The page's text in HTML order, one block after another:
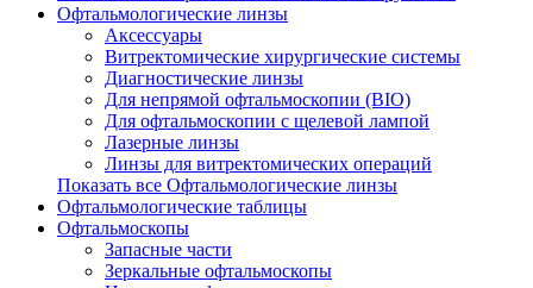
Офтальмологические линзы
Аксессуары
Витректомические хирургические системы
Диагностические линзы
Для непрямой офтальмоскопии (BIO)
Для офтальмоскопии с щелевой лампой
Лазерные линзы
Линзы для витректомических операций
Показать все Офтальмологические линзы
Офтальмологические таблицы
Офтальмоскопы
Запасные части
Зеркальные офтальмоскопы